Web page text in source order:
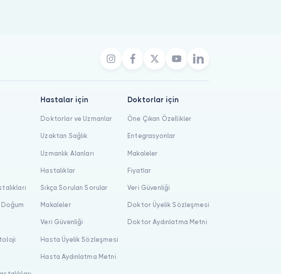
Doğum
Hastalar için
Doktorlar ve Uzmanlar
Uzaktan Sağlık
Uzmanlık Alanları
Hastalıklar
Sıkça Sorulan Sorular
Makaleler
Veri Güvenliği
Hasta Üyelik Sözleşmesi
Hasta Aydınlatma Metni
Doktorlar için
Öne Çıkan Özellikler
Entegrasyonlar
Makaleler
Fiyatlar
Veri Güvenliği
Doktor Üyelik Sözleşmesi
Doktor Aydınlatma Metni